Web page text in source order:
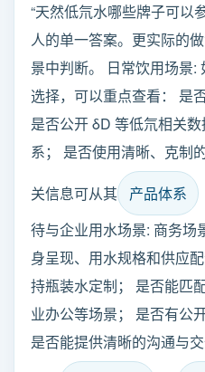
“天然低氘水哪些牌子可以
人的单一答案。更实际的
景中判断。 日常饮用场景:
选择，可以重点查看： 是
是否公开 δD 等低氘相关
系； 是否使用清晰、克制
关信息可从其
产品体系
待与企业用水场景: 商务场
身呈现、用水规格和供应
持瓶装水定制； 是否能匹
业办公等场景； 是否有公
是否能提供清晰的沟通与